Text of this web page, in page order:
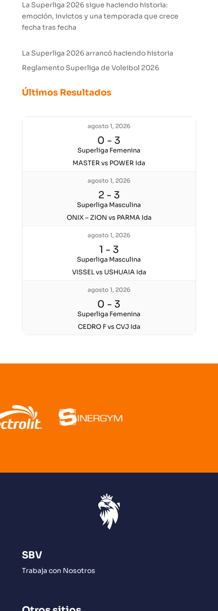
La Superliga 2026 sigue haciendo historia:
emoción, invictos y una temporada que crece
fecha tras fecha
La Superliga 2026 arrancó haciendo historia
Reglamento Superliga de Voleibol 2026
Últimos Resultados
agosto 1, 2026
0 - 3
Superliga Femenina
MASTER vs POWER Ida
agosto 1, 2026
2- 3
Superliga Masculina
ONIX – ZION vs PARMA Ida
agosto 1, 2026
1 - 3
Superliga Masculina
VISSEL vs USHUAIA Ida
agosto 1, 2026
0 - 3
Superliga Femenina
CEDRO F vs CVJ Ida
SBV
Trabaja con Nosotros